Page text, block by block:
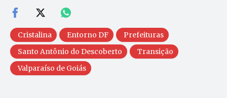
Cristalina Entorno DF
Prefeituras
Santo Antônio do Descoberto
Transição
Valparaíso de Goiás